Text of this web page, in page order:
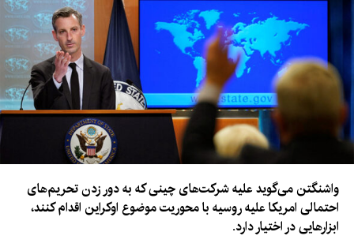
واشنگتن می‌گوید علیه شرکت‌های چینی که به دور زدن تحریم‌های
احتمالی امریکا علیه روسیه با محوریت موضوع اوکراین اقدام کنند،
ابزارهایی در اختیار دارد.